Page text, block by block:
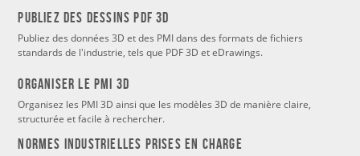
PUBLIEZ DES DESSINS PDF 3D
Publiez des données 3D et des PMI dans des formats de fichiers
standards de l'industrie, tels que PDF 3D et eDrawings.
Organiser le PMI 3D
Organisez les PMI 3D ainsi que les modèles 3D de manière claire,
structurée et facile à rechercher.
NORMES INDUSTRIELLES PRISES EN CHARGE